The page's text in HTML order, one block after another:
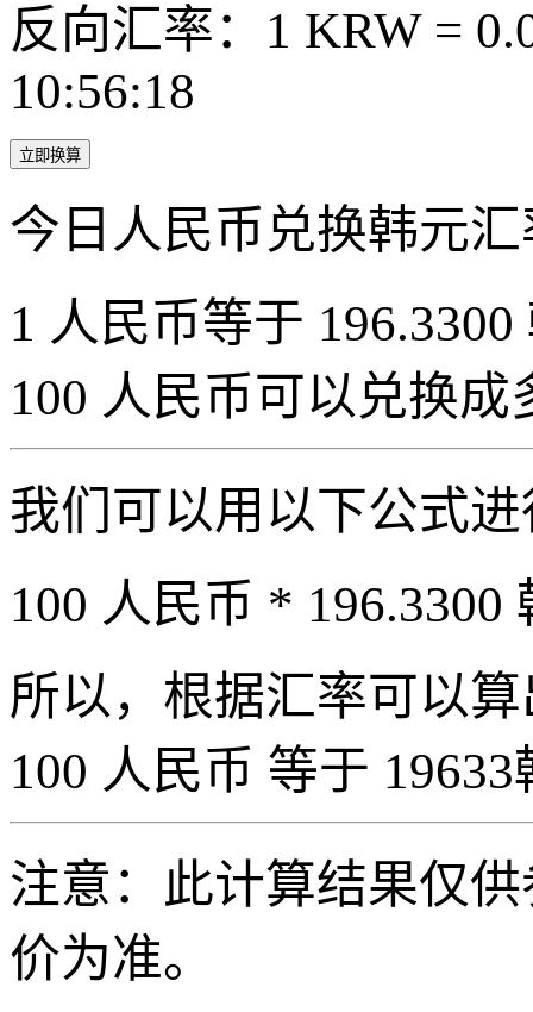
反向汇率：1 KRW =
10:56:18
立即换算
今日人民币兑换韩元
1 人民币等于
100 人民币可以兑换成
我们可以用以下公式
100 人民币 * 196.3300
所以，根据汇率可以
100 人民币 等于
注意：此计算结果仅
价为准。